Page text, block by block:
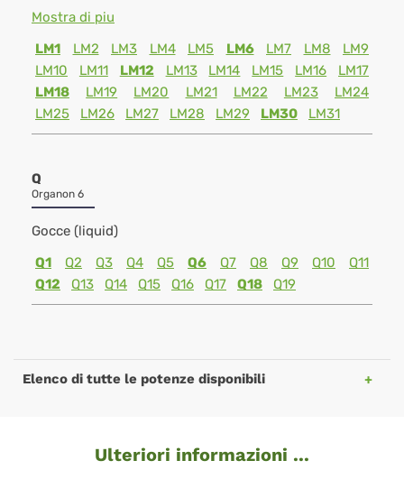
Mostra di piu
LM1
LM2 LM3 LM4 LM5 LM6 LM7 LM8
LM9
LM10
LM11 LM12 LM13 LM14 LM15 LM16
LM17
LM18
LM19 LM20 LM21 LM22 LM23
LM24
LM25
LM26 LM27 LM28 LM29 LM30 LM31
Q
Organon 6
Gocce (liquid)
Q1
Q2 Q3 Q4 Q5 Q6 Q7 Q8 Q9 Q10
Q11
Q12
Q13 Q14 Q15 Q16 Q17 Q18 Q19
Elenco di tutte le potenze disponibili
Ulteriori informazioni ...